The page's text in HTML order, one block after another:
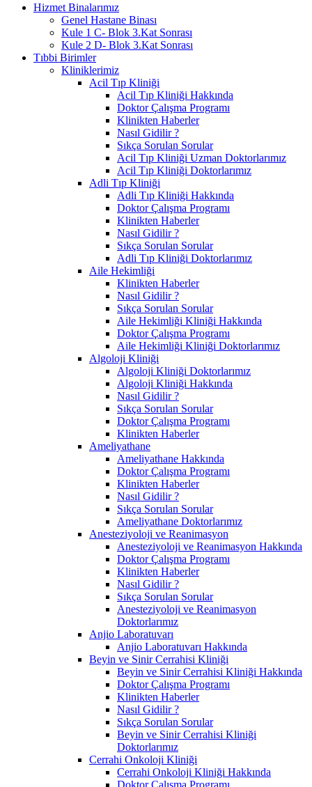
Hizmet Binalarımız
Genel Hastane Binası
Kule 1 C- Blok 3.Kat Sonrası
Kule 2 D- Blok 3.Kat Sonrası
Tıbbi Birimler
Kliniklerimiz
Acil Tıp Kliniği
Acil Tıp Kliniği Hakkında
Doktor Çalışma Programı
Klinikten Haberler
Nasıl Gidilir ?
Sıkça Sorulan Sorular
Acil Tıp Kliniği Uzman Doktorlarımız
Acil Tıp Kliniği Doktorlarımız
Adli Tıp Kliniği
Adli Tıp Kliniği Hakkında
Doktor Çalışma Programı
Klinikten Haberler
Nasıl Gidilir ?
Sıkça Sorulan Sorular
Adli Tıp Kliniği Doktorlarımız
Aile Hekimliği
Klinikten Haberler
Nasıl Gidilir ?
Sıkça Sorulan Sorular
Aile Hekimliği Kliniği Hakkında
Doktor Çalışma Programı
Aile Hekimliği Kliniği Doktorlarımız
Algoloji Kliniği
Algoloji Kliniği Doktorlarımız
Algoloji Kliniği Hakkında
Nasıl Gidilir ?
Sıkça Sorulan Sorular
Doktor Çalışma Programı
Klinikten Haberler
Ameliyathane
Ameliyathane Hakkında
Doktor Çalışma Programı
Klinikten Haberler
Nasıl Gidilir ?
Sıkça Sorulan Sorular
Ameliyathane Doktorlarımız
Anesteziyoloji ve Reanimasyon
Anesteziyoloji ve Reanimasyon Hakkında
Doktor Çalışma Programı
Klinikten Haberler
Nasıl Gidilir ?
Sıkça Sorulan Sorular
Anesteziyoloji ve Reanimasyon
Doktorlarımız
Anjio Laboratuvarı
Anjio Laboratuvarı Hakkında
Beyin ve Sinir Cerrahisi Kliniği
Beyin ve Sinir Cerrahisi Kliniği Hakkında
Doktor Çalışma Programı
Klinikten Haberler
Nasıl Gidilir ?
Sıkça Sorulan Sorular
Beyin ve Sinir Cerrahisi Kliniği
Doktorlarımız
Cerrahi Onkoloji Kliniği
Cerrahi Onkoloji Kliniği Hakkında
Doktor Çalışma Programı